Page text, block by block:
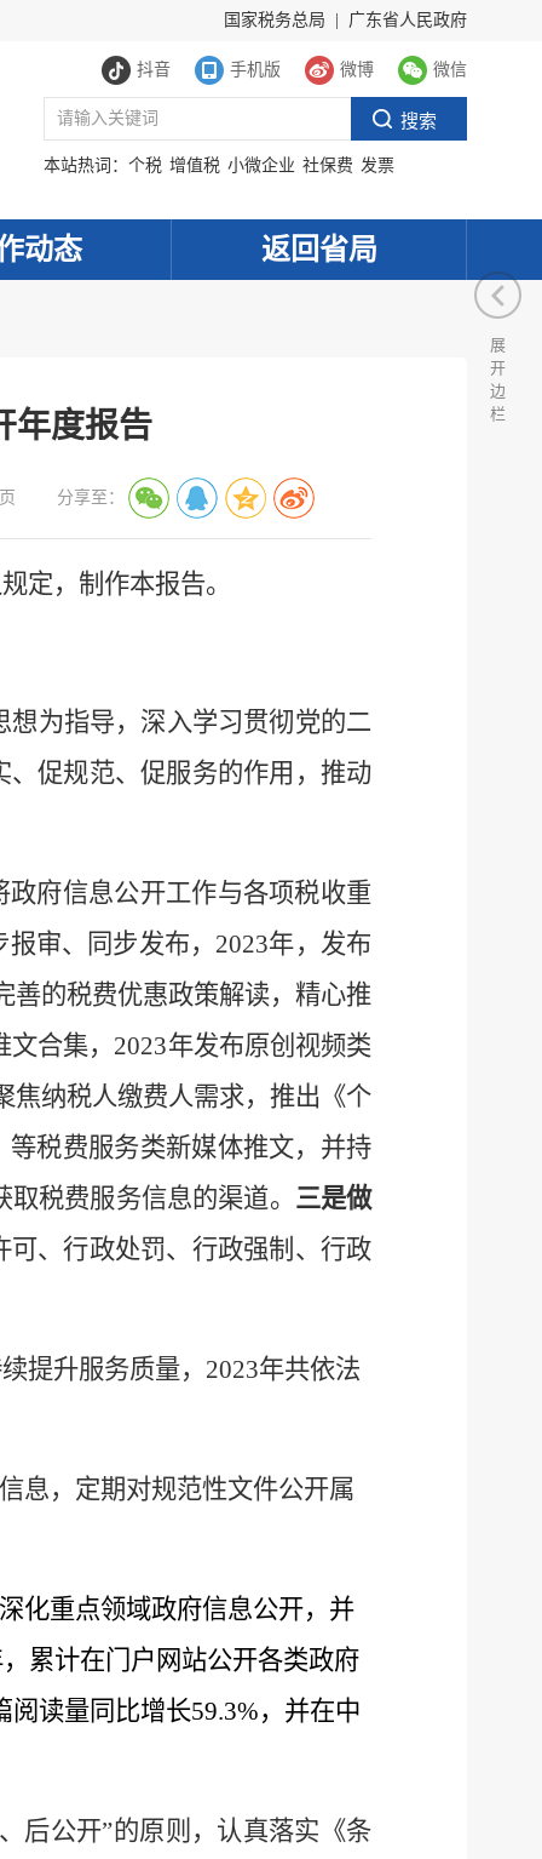
国家税务总局 广东省人民政府
抖音 手机版 微博 微信
本站热词： 个税 增值税 小微企业 社保费 发票
动态 返回省局
年度报告
分享至：
定，制作本报告。
为指导，深入学习贯彻党的二
促规范、促服务的作用，推动
政府信息公开工作与各项税收重
审、同步发布， 2023年，发布
善的税费优惠政策解读，精心推
文合集，2023年发布原创视频类
焦纳税人缴费人需求，推出《个
等税费服务类新媒体推文，并持
税费服务信息的渠道。 三是做
、行政处罚、行政强制、行政
提升服务质量， 2023年共依法
息，定期对规范性文件公开属
化重点领域政府信息公开，并
，累计在门户网站公开各类政府
读量同比增长59.3%，并在中
后公开”的原则， 认真落实 《条
展
开
边
栏